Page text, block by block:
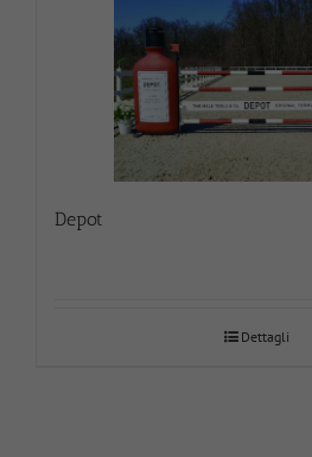
Depot
Dettagli